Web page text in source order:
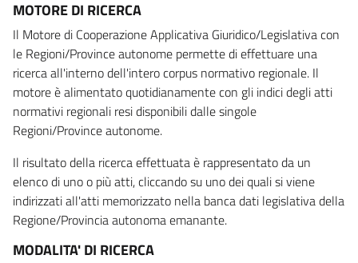
MOTORE DI RICERCA
Il Motore di Cooperazione Applicativa Giuridico/Legislativa con
le Regioni/Province autonome permette di effettuare una
ricerca all'interno dell'intero corpus normativo regionale. Il
motore è alimentato quotidianamente con gli indici degli atti
normativi regionali resi disponibili dalle singole
Regioni/Province autonome.
Il risultato della ricerca effettuata è rappresentato da un
elenco di uno o più atti, cliccando su uno dei quali si viene
indirizzati all'atti memorizzato nella banca dati legislativa della
Regione/Provincia autonoma emanante.
MODALITA' DI RICERCA